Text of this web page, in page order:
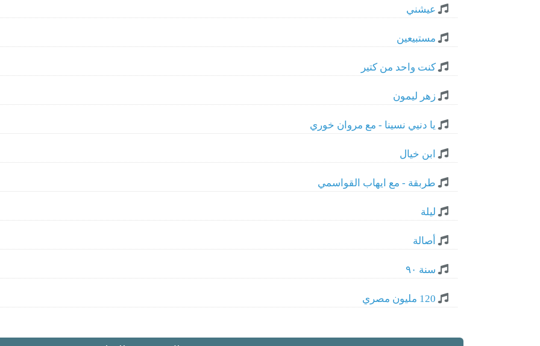
عيشني
مستبيعين
كنت واحد من كتير
زهر ليمون
يا دنيي نسينا - مع مروان خوري
ابن خيال
طربقة - مع ايهاب القواسمي
ليلة
أصالة
سنة ٩٠
120 مليون مصري